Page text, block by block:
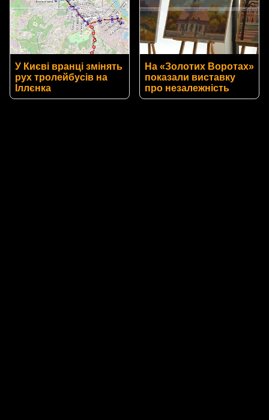
У Києві вранці змінять
рух тролейбусів на
Іллєнка
На «Золотих Воротах»
показали виставку
про незалежність